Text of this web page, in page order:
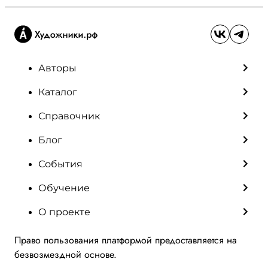
Авторы
Каталог
Справочник
Блог
События
Обучение
О проекте
Право пользования платформой предоставляется на
безвозмездной основе.